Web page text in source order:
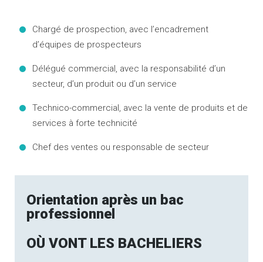
Chargé de prospection, avec l’encadrement
d’équipes de prospecteurs
Délégué commercial, avec la responsabilité d’un
secteur, d’un produit ou d’un service
Technico-commercial, avec la vente de produits et de
services à forte technicité
Chef des ventes ou responsable de secteur
Orientation après un bac
professionnel
OÙ VONT LES BACHELIERS